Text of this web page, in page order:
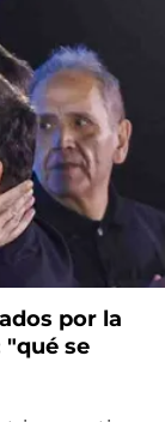
por la
se